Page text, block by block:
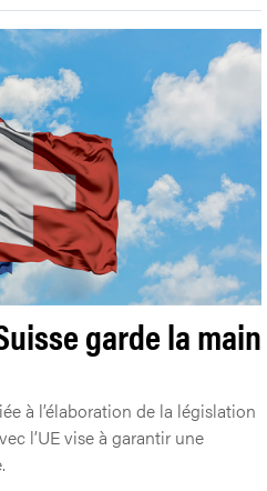
garde la main
à l’élaboration de la législation
l’UE vise à garantir une